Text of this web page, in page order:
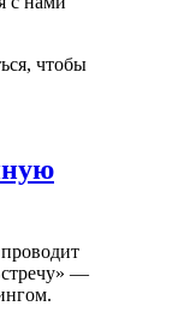
чтобы
—